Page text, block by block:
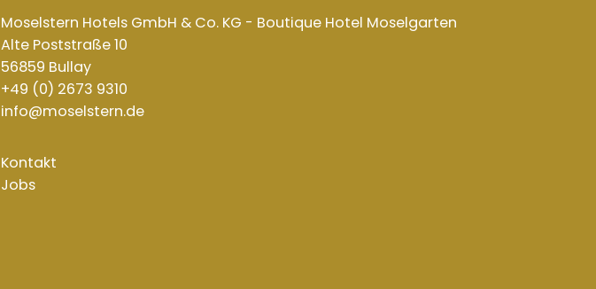
Moselstern Hotels GmbH & Co. KG - Boutique Hotel Moselgarten
Alte Poststraße 10
56859 Bullay
+49 (0) 2673 9310
info@moselstern.de
Kontakt
Jobs